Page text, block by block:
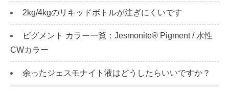
2kg/4kgのリキッドボトルが注ぎにくいです
ピグメント カラー一覧：Jesmonite® Pigment / 水性
CWカラー
余ったジェスモナイト液はどうしたらいいですか？